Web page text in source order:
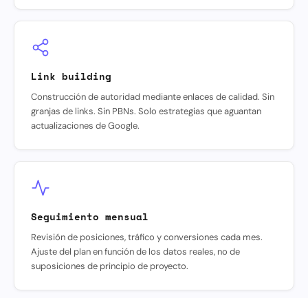
Link building
Construcción de autoridad mediante enlaces de calidad. Sin
granjas de links. Sin PBNs. Solo estrategias que aguantan
actualizaciones de Google.
Seguimiento mensual
Revisión de posiciones, tráfico y conversiones cada mes.
Ajuste del plan en función de los datos reales, no de
suposiciones de principio de proyecto.